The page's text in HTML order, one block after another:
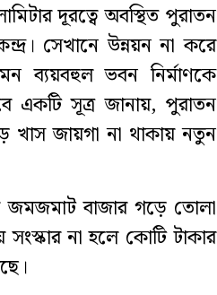
দূরত্বে অবস্থিত পুরাতন
সেখানে উন্নয়ন না করে
ব্যয়বহুল ভবন নির্মাণকে
একটি সূত্র জানায়, পুরাতন
খাস জায়গা না থাকায় নতুন
জমজমাট বাজার গড়ে তোলা
না হলে কোটি টাকার